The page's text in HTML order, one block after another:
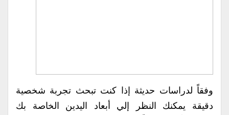
وفقاً لدراسات حديثة إذا كنت تبحث تجربة شخصية
دقيقة يمكنك النظر إلي أبعاد اليدين الخاصة بك